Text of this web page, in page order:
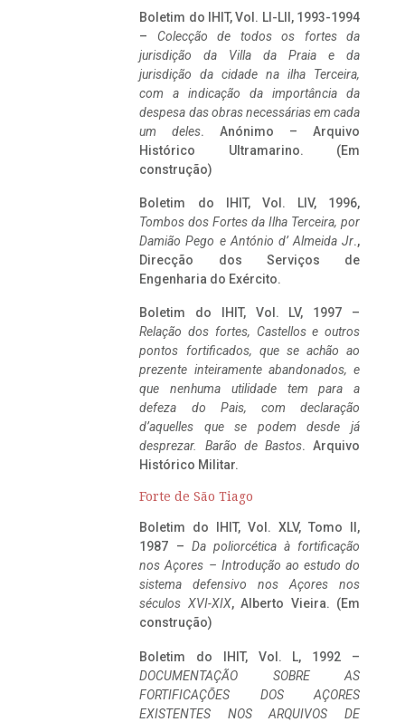
Boletim do IHIT, Vol. LI-LII, 1993-1994
– Colecção de todos os fortes da
jurisdição da Villa da Praia e da
jurisdição da cidade na ilha Terceira,
com a indicação da importância da
despesa das obras necessárias em cada
um deles. Anónimo – Arquivo
Histórico Ultramarino. (Em
construção)
Boletim do IHIT, Vol. LIV, 1996,
Tombos dos Fortes da Ilha Terceira, por
Damião Pego e António d’ Almeida Jr.,
Direcção dos Serviços de
Engenharia do Exército.
Boletim do IHIT, Vol. LV, 1997 –
Relação dos fortes, Castellos e outros
pontos fortificados, que se achão ao
prezente inteiramente abandonados, e
que nenhuma utilidade tem para a
defeza do Pais, com declaração
d’aquelles que se podem desde já
desprezar. Barão de Bastos. Arquivo
Histórico Militar.
Forte de São Tiago
Boletim do IHIT, Vol. XLV, Tomo II,
1987 – Da poliorcética à fortificação
nos Açores – Introdução ao estudo do
sistema defensivo nos Açores nos
séculos XVI-XIX, Alberto Vieira. (Em
construção)
Boletim do IHIT, Vol. L, 1992 –
DOCUMENTAÇÃO SOBRE AS
FORTIFICAÇÕES DOS AÇORES
EXISTENTES NOS ARQUIVOS DE